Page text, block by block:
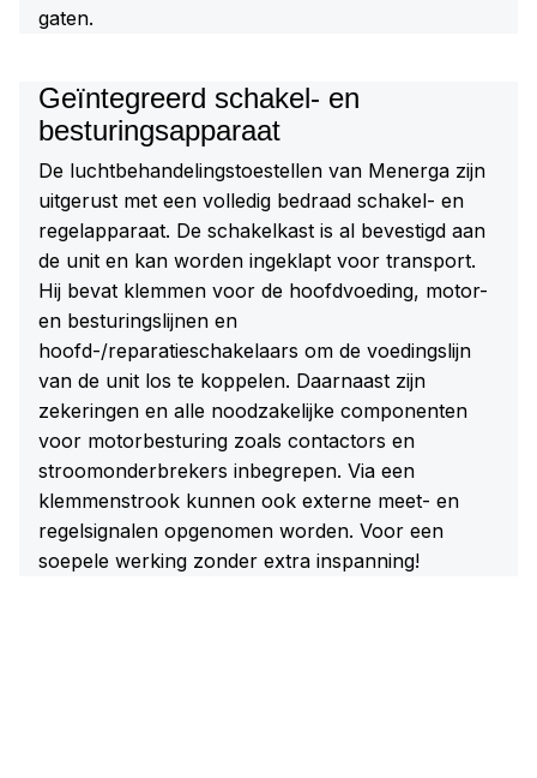
gaten.
Geïntegreerd schakel- en
besturingsapparaat
De luchtbehandelingstoestellen van Menerga zijn
uitgerust met een volledig bedraad schakel- en
regelapparaat. De schakelkast is al bevestigd aan
de unit en kan worden ingeklapt voor transport.
Hij bevat klemmen voor de hoofdvoeding, motor-
en besturingslijnen en
hoofd-/reparatieschakelaars om de voedingslijn
van de unit los te koppelen. Daarnaast zijn
zekeringen en alle noodzakelijke componenten
voor motorbesturing zoals contactors en
stroomonderbrekers inbegrepen. Via een
klemmenstrook kunnen ook externe meet- en
regelsignalen opgenomen worden. Voor een
soepele werking zonder extra inspanning!